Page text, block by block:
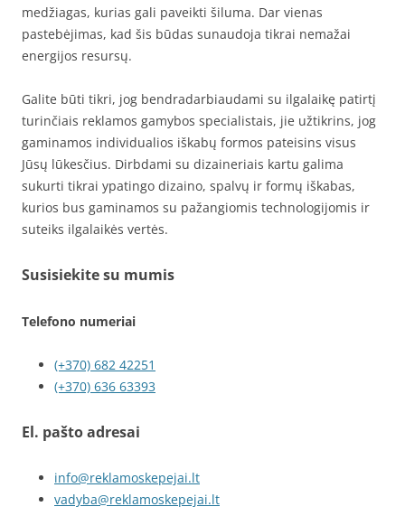
medžiagas, kurias gali paveikti šiluma. Dar vienas
pastebėjimas, kad šis būdas sunaudoja tikrai nemažai
energijos resursų.
Galite būti tikri, jog bendradarbiaudami su ilgalaikę patirtį
turinčiais reklamos gamybos specialistais, jie užtikrins, jog
gaminamos individualios iškabų formos pateisins visus
Jūsų lūkesčius. Dirbdami su dizaineriais kartu galima
sukurti tikrai ypatingo dizaino, spalvų ir formų iškabas,
kurios bus gaminamos su pažangiomis technologijomis ir
suteiks ilgalaikės vertės.
Susisiekite su mumis
Telefono numeriai
(+370) 682 42251
(+370) 636 63393
El. pašto adresai
info@reklamoskepejai.lt
vadyba@reklamoskepejai.lt